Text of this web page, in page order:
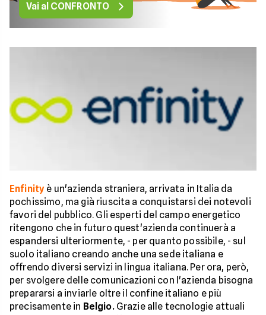
Vai al CONFRONTO
Enfinity è un'azienda straniera, arrivata in Italia da
pochissimo, ma già riuscita a conquistarsi dei notevoli
favori del pubblico. Gli esperti del campo energetico
ritengono che in futuro quest'azienda continuerà a
espandersi ulteriormente, - per quanto possibile, - sul
suolo italiano creando anche una sede italiana e
offrendo diversi servizi in lingua italiana. Per ora, però,
per svolgere delle comunicazioni con l'azienda bisogna
prepararsi a inviarle oltre il confine italiano e più
precisamente in Belgio.Grazie alle tecnologie attuali